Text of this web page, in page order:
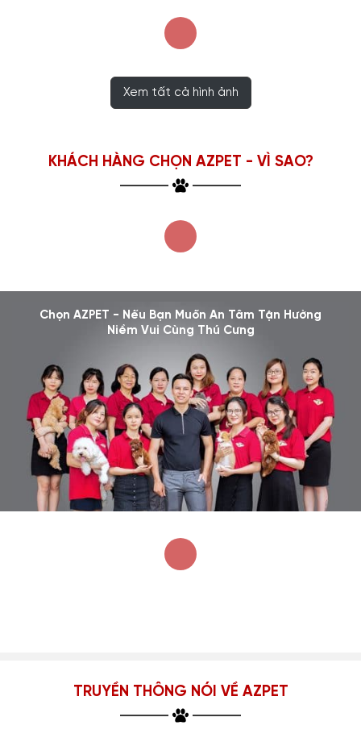
Xem tất cả hình ảnh
KHÁCH HÀNG CHỌN AZPET - VÌ SAO?
Chọn AZPET - Nếu Bạn Muốn An Tâm Tận Hưởng
Niềm Vui Cùng Thú Cưng
TRUYỀN THÔNG NÓI VỀ AZPET